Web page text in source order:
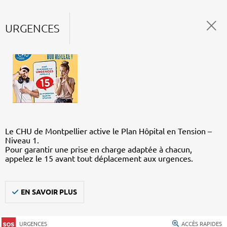
URGENCES
Le CHU de Montpellier active le Plan Hôpital en Tension –
Niveau 1.
Pour garantir une prise en charge adaptée à chacun,
appelez le 15 avant tout déplacement aux urgences.
EN SAVOIR PLUS
URGENCES ACCÈS RAPIDES